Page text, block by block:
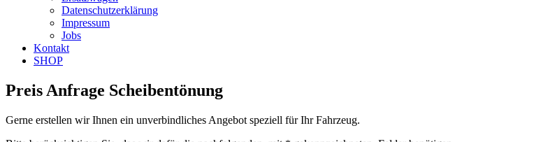
Datenschutzerklärung
Impressum
Jobs
Kontakt
SHOP
Preis Anfrage Scheibentönung
Gerne erstellen wir Ihnen ein unverbindliches Angebot speziell für Ihr Fahrzeug.